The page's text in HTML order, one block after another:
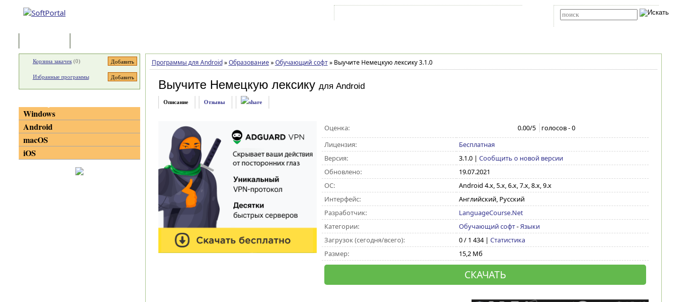
Программы для Android » Образование » Обучающий софт »Выучите Немецкую лексику 3.1.0
Выучите Немецкую лексику для Android
Описание Отзывы
Оценка: 0.00/5 голосов -0
Лицензия:
Бесплатная
Версия:
3.1.0| Сообщить о новой версии
Обновлено:
19.07.2021
ОС:
Android 4.x, 5.x, 6.x, 7.x, 8.x, 9.x
Интерфейс:
Английский, Русский
Разработчик:
LanguageCourse.Net
Категории:
Обучающий софт-Языки
Загрузок (сегодня/всего):
0 / 1 434 | Статистика
Размер:
15,2 Мб
СКАЧАТЬ
Корзина закачек(0)
Избранные программы
Windows
Android
macOS
iOS